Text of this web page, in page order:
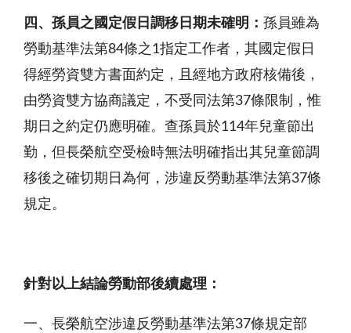
四、孫員之國定假日調移日期未確明： 孫員雖為
勞動基準法第84條之1指定工作者，其國定假日
得經勞資雙方書面約定，且經地方政府核備後，
由勞資雙方協商議定，不受同法第37條限制，惟
期日之約定仍應明確。查孫員於114年兒童節出
勤，但長榮航空受檢時無法明確指出其兒童節調
移後之確切期日為何，涉違反勞動基準法第37條
規定。
針對以上結論勞動部後續處理：
一、長榮航空涉違反勞動基準法第37條規定部